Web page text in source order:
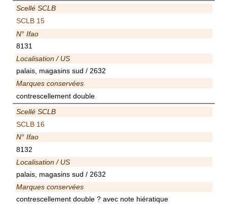
Scellé SCLB
SCLB 15
N° Ifao
8131
Localisation / US
palais, magasins sud / 2632
Marques conservées
contrescellement double
Scellé SCLB
SCLB 16
N° Ifao
8132
Localisation / US
palais, magasins sud / 2632
Marques conservées
contrescellement double ? avec note hiératique